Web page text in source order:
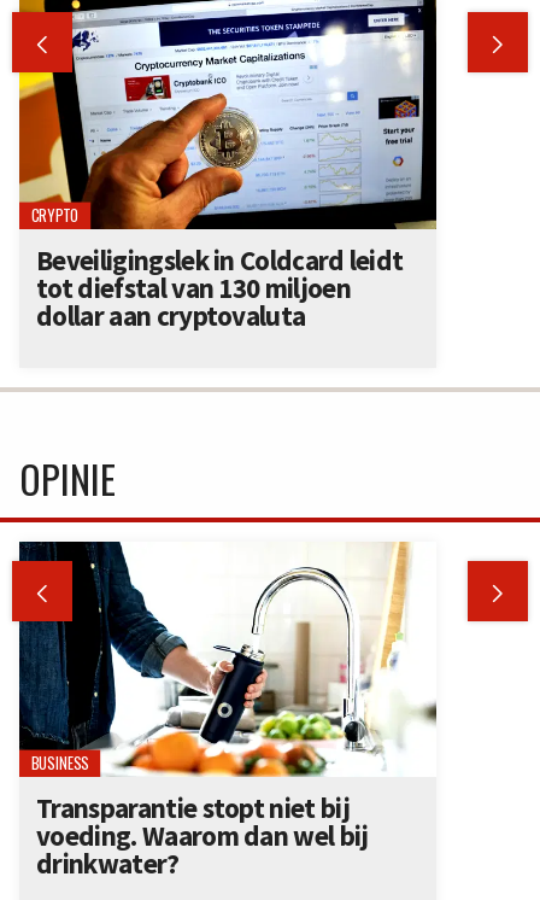
 
CRYPTO
Beveiligingslek in Coldcard leidt
tot diefstal van 130 miljoen
dollar aan cryptovaluta
OPINIE
 
BUSINESS
Transparantie stopt niet bij
voeding. Waarom dan wel bij
drinkwater?